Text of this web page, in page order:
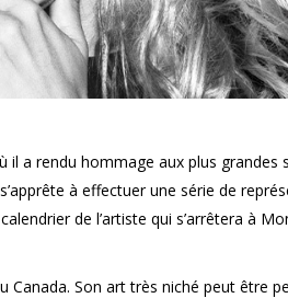
il a rendu hommage aux plus grandes
s’apprête à effectuer une série de
de l’artiste qui s’arrêtera à
Son art très niché peut être